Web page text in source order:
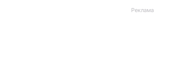
Реклама